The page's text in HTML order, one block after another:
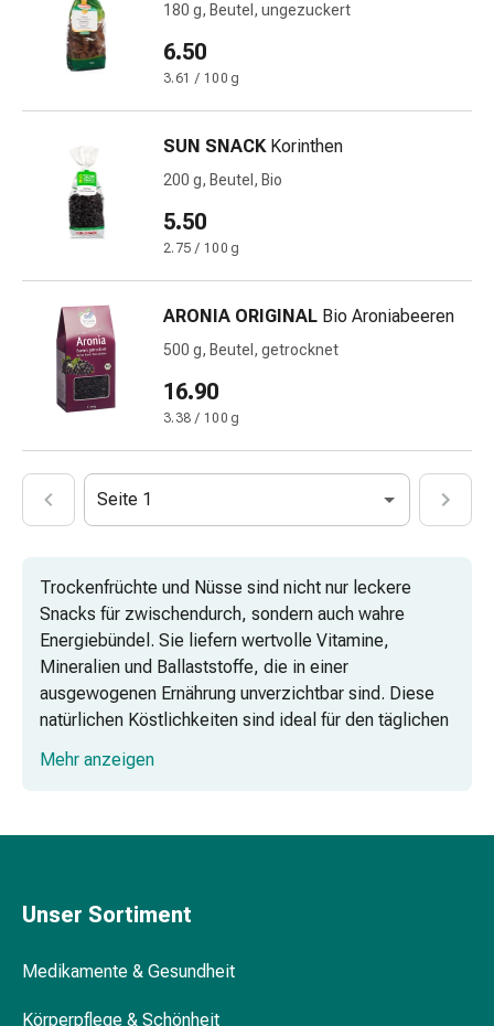
-
mittel
Mücken-
Zeckenpinzette
Anti-
Rezeptpflichtige
Arzneimittel
Rezeptpflichtige
Arzneimittel
Vaginalbeschwerden
Menstruation
Wechseljahre
Scheideninfektion
&
Mineralstoffe
Kombipräparate
Zahn-
&
Mundgesundheit
Kariesprophylaxe
Trockener
Mund
Aphten
Haar-
Haarausfallpräparate
Kopfläuse
180 g, Beutel, ungezuckert
6.50
3.61 / 100 g
SUN SNACK Korinthen
200 g, Beutel, Bio
5.50
2.75 / 100 g
ARONIA ORIGINAL Bio Aroniabeeren
500 g, Beutel, getrocknet
16.90
3.38 / 100 g
Seite 1
Trockenfrüchte und Nüsse sind nicht nur leckere
Snacks für zwischendurch, sondern auch wahre
Energiebündel. Sie liefern wertvolle Vitamine,
Mineralien und Ballaststoffe, die in einer
ausgewogenen Ernährung unverzichtbar sind. Diese
natürlichen Köstlichkeiten sind ideal für den täglichen
Verzehr, sei es als Energielieferant während eines
anstrengenden Arbeitstages oder als gesunde Zutat in
Mehr anzeigen
Unser Sortiment
Medikamente & Gesundheit
Körperpflege & Schönheit